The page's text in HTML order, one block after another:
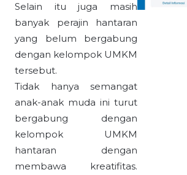
Selain itu juga masih
banyak perajin hantaran
yang belum bergabung
dengan kelompok UMKM
tersebut.
Tidak hanya semangat
anak-anak muda ini turut
bergabung dengan
kelompok UMKM
hantaran dengan
membawa kreatifitas.